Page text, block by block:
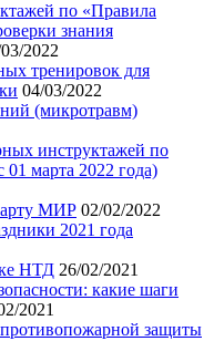
по «Правила
знания
2022
тренировок для
04/03/2022
(микротравм)
инструктажей по
01 марта 2022 года)
МИР 02/02/2022
2021 года
НТД 26/02/2021
какие шаги
2021
защиты